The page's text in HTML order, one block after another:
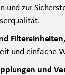
und zur
Filtereinheiten
und einfache
und